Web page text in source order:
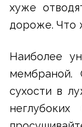
хуже
дороже. Что
Наиболее
мембраной.
сухости в